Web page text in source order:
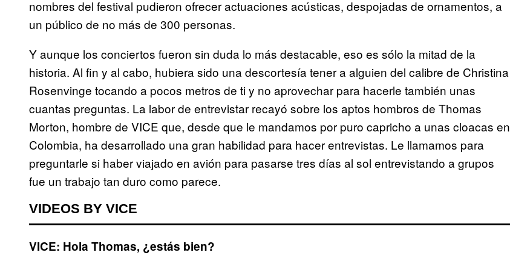
nombres del festival pudieron ofrecer actuaciones acústicas, despojadas de ornamentos, a
un público de no más de 300 personas.
Y aunque los conciertos fueron sin duda lo más destacable, eso es sólo la mitad de la
historia. Al fin y al cabo, hubiera sido una descortesía tener a alguien del calibre de Christina
Rosenvinge tocando a pocos metros de ti y no aprovechar para hacerle también unas
cuantas preguntas. La labor de entrevistar recayó sobre los aptos hombros de Thomas
Morton, hombre de VICE que, desde que le mandamos por puro capricho a unas cloacas en
Colombia, ha desarrollado una gran habilidad para hacer entrevistas. Le llamamos para
preguntarle si haber viajado en avión para pasarse tres días al sol entrevistando a grupos
fue un trabajo tan duro como parece.
VIDEOS BY VICE
VICE: Hola Thomas, ¿estás bien?